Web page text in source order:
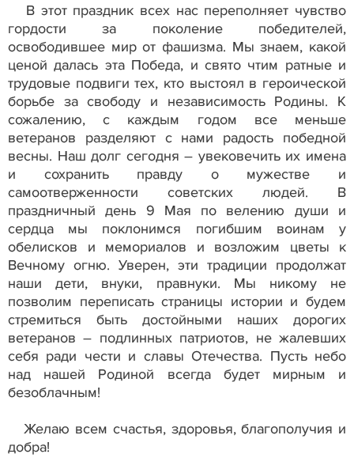
В этот праздник всех нас переполняет чувство
гордости за поколение победителей,
освободившее мир от фашизма. Мы знаем, какой
ценой далась эта Победа, и свято чтим ратные и
трудовые подвиги тех, кто выстоял в героической
борьбе за свободу и независимость Родины. К
сожалению, с каждым годом все меньше
ветеранов разделяют с нами радость победной
весны. Наш долг сегодня – увековечить их имена
и сохранить правду о мужестве и
самоотверженности советских людей. В
праздничный день 9 Мая по велению души и
сердца мы поклонимся погибшим воинам у
обелисков и мемориалов и возложим цветы к
Вечному огню. Уверен, эти традиции продолжат
наши дети, внуки, правнуки. Мы никому не
позволим переписать страницы истории и будем
стремиться быть достойными наших дорогих
ветеранов – подлинных патриотов, не жалевших
себя ради чести и славы Отечества. Пусть небо
над нашей Родиной всегда будет мирным и
безоблачным!
Желаю всем счастья, здоровья, благополучия и
добра!